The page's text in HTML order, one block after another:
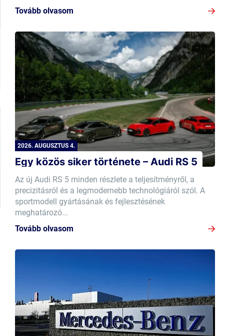
Tovább olvasom
2026. AUGUSZTUS 4.
Egy közös siker története – Audi RS 5
Az új Audi RS 5 minden részlete a teljesítményről, a
precizitásról és a legmodernebb technológiáról szól. A
sportmodell gyártásának és fejlesztésének
meghatározó...
Tovább olvasom